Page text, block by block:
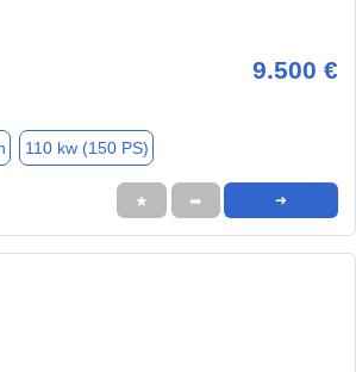
9.500 €
110 kw (150 PS)
★ ➦ ➜